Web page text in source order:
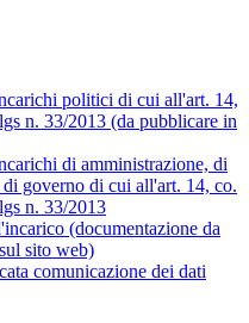
politici di cui all'art. 14,
n. 33/2013 (da pubblicare in
di amministrazione, di
governo di cui all'art. 14, co.
n. 33/2013
(documentazione da
sito web)
comunicazione dei dati